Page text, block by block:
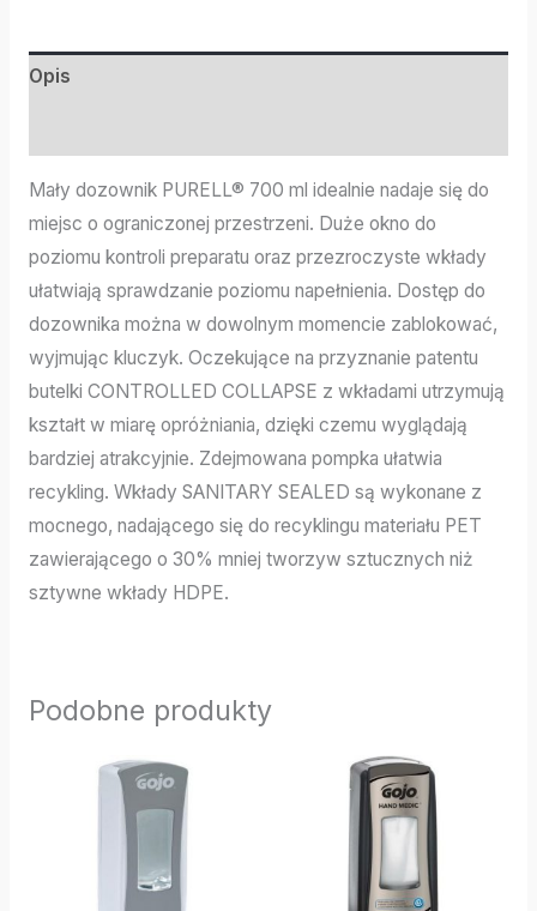
Opis
Mały dozownik PURELL® 700 ml idealnie nadaje się do
miejsc o ograniczonej przestrzeni. Duże okno do
poziomu kontroli preparatu oraz przezroczyste wkłady
ułatwiają sprawdzanie poziomu napełnienia. Dostęp do
dozownika można w dowolnym momencie zablokować,
wyjmując kluczyk. Oczekujące na przyznanie patentu
butelki CONTROLLED COLLAPSE z wkładami utrzymują
kształt w miarę opróżniania, dzięki czemu wyglądają
bardziej atrakcyjnie. Zdejmowana pompka ułatwia
recykling. Wkłady SANITARY SEALED są wykonane z
mocnego, nadającego się do recyklingu materiału PET
zawierającego o 30% mniej tworzyw sztucznych niż
sztywne wkłady HDPE.
Podobne produkty